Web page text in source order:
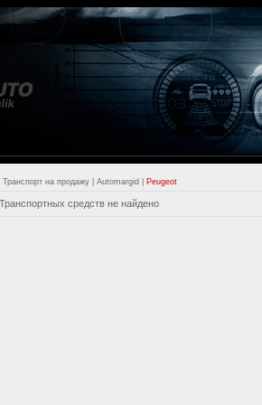
Транспорт на продажу| Automargid Peugeot
Транспортных средств не найдено